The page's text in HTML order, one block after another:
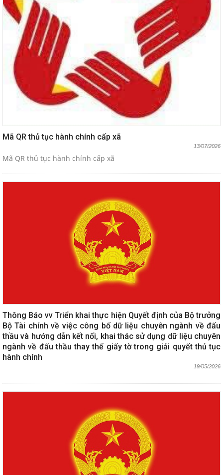
Mã QR thủ tục hành chính cấp xã
13/07/2026
Mã QR thủ tục hành chính cấp xã
Thông Báo vv Triển khai thực hiện Quyết định của Bộ trưởng
Bộ Tài chính về việc công bố dữ liệu chuyên ngành về đấu
thầu và hướng dẫn kết nối, khai thác sử dụng dữ liệu chuyên
ngành về đấu thầu thay thế giấy tờ trong giải quyết thủ tục
hành chính
19/05/2026